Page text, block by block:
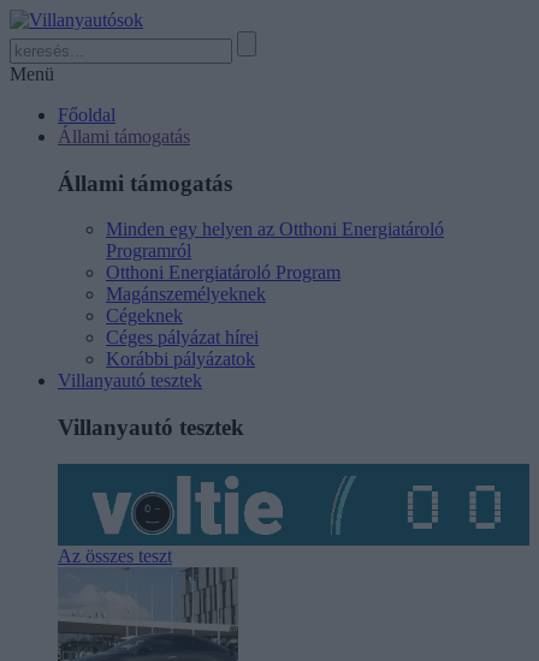
Menü
Főoldal
Állami támogatás
Állami támogatás
Minden egy helyen az Otthoni Energiatároló
Programról
Otthoni Energiatároló Program
Magánszemélyeknek
Cégeknek
Céges pályázat hírei
Korábbi pályázatok
Villanyautó tesztek
Villanyautó tesztek
Az összes teszt